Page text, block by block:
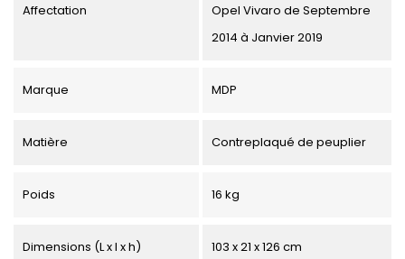
Affectation
Opel Vivaro de Septembre
2014 à Janvier 2019
Marque MDP
Matière Contreplaqué de peuplier
Poids 16 kg
Dimensions (L x l x h) 103 x 21 x 126 cm